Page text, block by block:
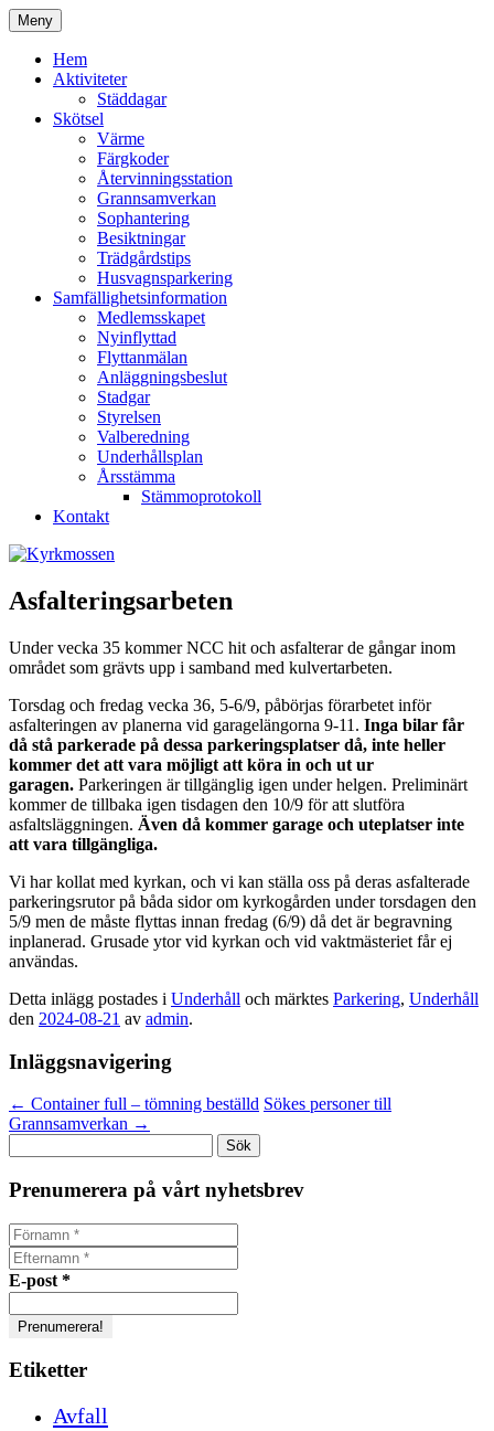
Hoppa
till
innehåll
Kyrkmossen
Meny
Hem
Aktiviteter
Städdagar
Skötsel
Värme
Färgkoder
Återvinningsstation
Grannsamverkan
Sophantering
Besiktningar
Trädgårdstips
Husvagnsparkering
Samfällighetsinformation
Medlemsskapet
Nyinflyttad
Flyttanmälan
Anläggningsbeslut
Stadgar
Styrelsen
Valberedning
Underhållsplan
Årsstämma
Stämmoprotokoll
Kontakt
Asfalteringsarbeten
Under vecka 35 kommer NCC hit och asfalterar de gångar inom
området som grävts upp i samband med kulvertarbeten.
Torsdag och fredag vecka 36, 5-6/9, påbörjas förarbetet inför
asfalteringen av planerna vid garagelängorna 9-11. Inga bilar får
då stå parkerade på dessa parkeringsplatser då, inte heller
kommer det att vara möjligt att köra in och ut ur
garagen. Parkeringen är tillgänglig igen under helgen. Preliminärt
kommer de tillbaka igen tisdagen den 10/9 för att slutföra
asfaltsläggningen. Även då kommer garage och uteplatser inte
att vara tillgängliga.
Vi har kollat med kyrkan, och vi kan ställa oss på deras asfalterade
parkeringsrutor på båda sidor om kyrkogården under torsdagen den
5/9 men de måste flyttas innan fredag (6/9) då det är begravning
inplanerad. Grusade ytor vid kyrkan och vid vaktmästeriet får ej
användas.
Detta inlägg postades i Underhåll och märktes Parkering, Underhåll
den 2024-08-21 av admin.
Inläggsnavigering
← Container full – tömning beställd Sökes personer till
Grannsamverkan →
efter:
Prenumerera på vårt nyhetsbrev
E-post *
Etiketter
Avfall